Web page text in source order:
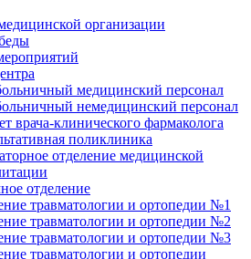
организации
медицинский персонал
немедицинский персонал
врача-клинического фармаколога
поликлиника
отделение медицинской
отделение
травматологии и ортопедии №1
травматологии и ортопедии №2
травматологии и ортопедии №3
травматологии и ортопедии